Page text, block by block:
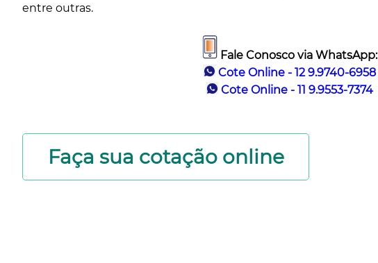
entre outras.
Fale Conosco via WhatsApp:
Cote Online - 12 9.9740-6958
Cote Online - 11 9.9553-7374
Faça sua cotação online